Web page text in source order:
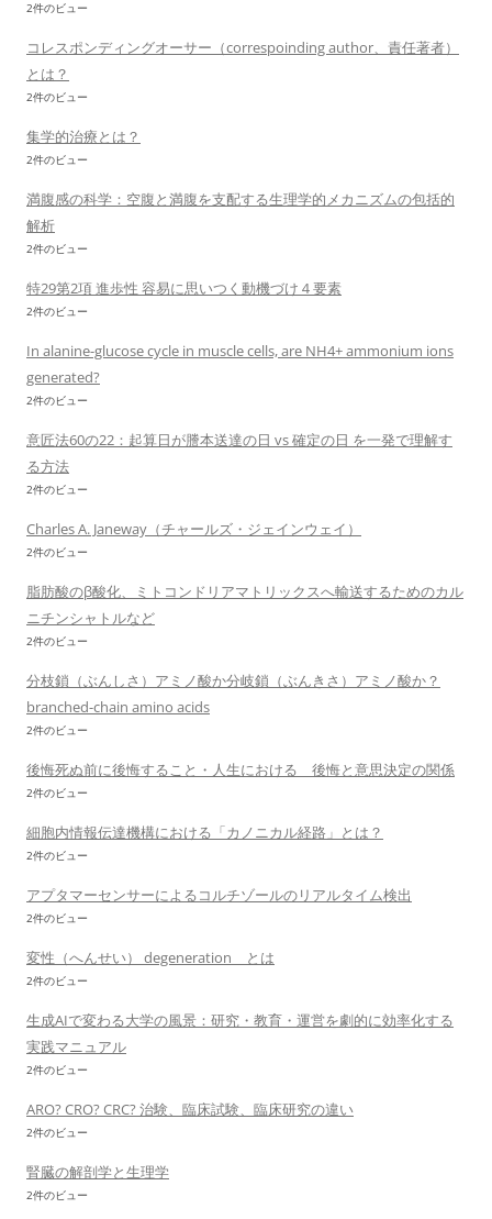
2件のビュー
コレスポンディングオーサー（correspoinding author、責任著者）
とは？
2件のビュー
集学的治療とは？
2件のビュー
満腹感の科学：空腹と満腹を支配する生理学的メカニズムの包括的
解析
2件のビュー
特29第2項 進歩性 容易に思いつく動機づけ４要素
2件のビュー
In alanine-glucose cycle in muscle cells, are NH4+ ammonium ions
generated?
2件のビュー
意匠法60の22：起算日が謄本送達の日 vs 確定の日 を一発で理解す
る方法
2件のビュー
Charles A. Janeway（チャールズ・ジェインウェイ）
2件のビュー
脂肪酸のβ酸化、ミトコンドリアマトリックスへ輸送するためのカル
ニチンシャトルなど
2件のビュー
分枝鎖（ぶんしさ）アミノ酸か分岐鎖（ぶんきさ）アミノ酸か？
branched-chain amino acids
2件のビュー
後悔死ぬ前に後悔すること・人生における 後悔と意思決定の関係
2件のビュー
細胞内情報伝達機構における「カノニカル経路」とは？
2件のビュー
アプタマーセンサーによるコルチゾールのリアルタイム検出
2件のビュー
変性（へんせい） degeneration とは
2件のビュー
生成AIで変わる大学の風景：研究・教育・運営を劇的に効率化する
実践マニュアル
2件のビュー
ARO? CRO? CRC? 治験、臨床試験、臨床研究の違い
2件のビュー
腎臓の解剖学と生理学
2件のビュー